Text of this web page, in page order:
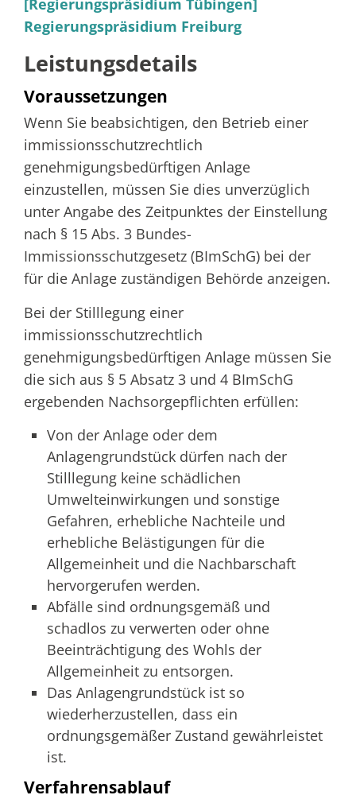
[Regierungspräsidium Tübingen]
Regierungspräsidium Freiburg
Leistungsdetails
Voraussetzungen
Wenn Sie beabsichtigen, den Betrieb einer
immissionsschutzrechtlich
genehmigungsbedürftigen Anlage
einzustellen, müssen Sie dies unverzüglich
unter Angabe des Zeitpunktes der Einstellung
nach § 15 Abs. 3 Bundes-
Immissionsschutzgesetz (BImSchG) bei der
für die Anlage zuständigen Behörde anzeigen.
Bei der Stilllegung einer
immissionsschutzrechtlich
genehmigungsbedürftigen Anlage müssen Sie
die sich aus § 5 Absatz 3 und 4 BImSchG
ergebenden Nachsorgepflichten erfüllen:
Von der Anlage oder dem
Anlagengrundstück dürfen nach der
Stilllegung keine schädlichen
Umwelteinwirkungen und sonstige
Gefahren, erhebliche Nachteile und
erhebliche Belästigungen für die
Allgemeinheit und die Nachbarschaft
hervorgerufen werden.
Abfälle sind ordnungsgemäß und
schadlos zu verwerten oder ohne
Beeinträchtigung des Wohls der
Allgemeinheit zu entsorgen.
Das Anlagengrundstück ist so
wiederherzustellen, dass ein
ordnungsgemäßer Zustand gewährleistet
ist.
Verfahrensablauf